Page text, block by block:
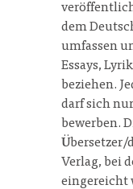
dem
umfassen
Essays,
beziehen.
darf sich
bewerben.
Übersetzer/
Verlag, bei
eingereicht